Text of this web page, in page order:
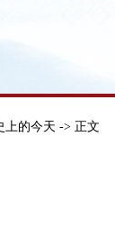
上的今天 -> 正文